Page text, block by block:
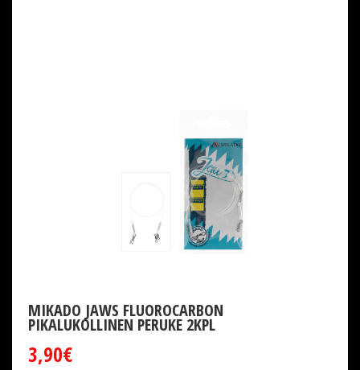
MIKADO JAWS FLUOROCARBON
PIKALUKOLLINEN PERUKE 2KPL
3,90€